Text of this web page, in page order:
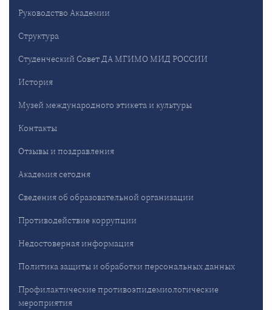
Руководство Академии
Структура
Студенческий Совет ДА МГИМО МИД РОССИИ
История
Музей международного этикета и культуры
Контакты
Отзывы и поздравления
Академия сегодня
Сведения об образовательной организации
Противодействие коррупции
Недостоверная информация
Политика защиты и обработки персональных данных
Профилактические противоэпидемиологические
мероприятия